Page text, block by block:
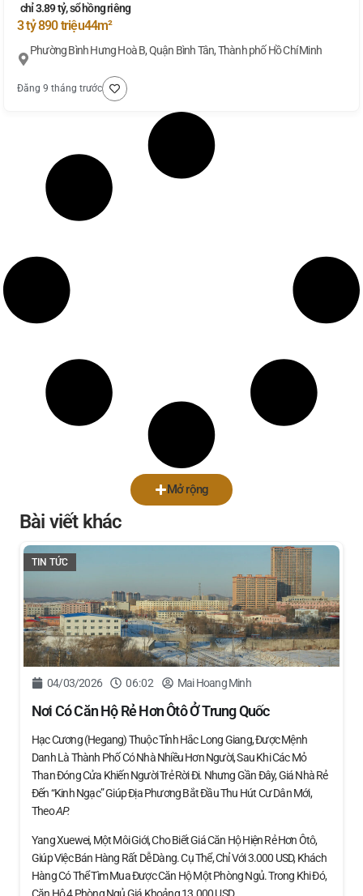
chỉ 3.89 tỷ, sổ hồng riêng
3 tỷ 890 triệu44m²
Phường Bình Hưng Hoà B, Quận Bình Tân, Thành phố Hồ Chí Minh
Đăng 9 tháng trước
Mở rộng
Bài viết khác
TIN TỨC
04/03/2026 06:02 Mai Hoang Minh
Nơi Có Căn Hộ Rẻ Hơn Ôtô Ở Trung Quốc
Hạc Cương (Hegang) Thuộc Tỉnh Hắc Long Giang, Được Mệnh
Danh Là Thành Phố Có Nhà Nhiều Hơn Người, Sau Khi Các Mỏ
Than Đóng Cửa Khiến Người Trẻ Rời Đi. Nhưng Gần Đây, Giá Nhà Rẻ
Đến “kinh Ngạc” Giúp Địa Phương Bắt Đầu Thu Hút Cư Dân Mới,
TheoAP.
Yang Xuewei, Một Môi Giới, Cho Biết Giá Căn Hộ Hiện Rẻ Hơn Ôtô,
Giúp Việc Bán Hàng Rất Dễ Dàng. Cụ Thể, Chỉ Với 3.000 USD, Khách
Hàng Có Thể Tìm Mua Được Căn Hộ Một Phòng Ngủ. Trong Khi Đó,